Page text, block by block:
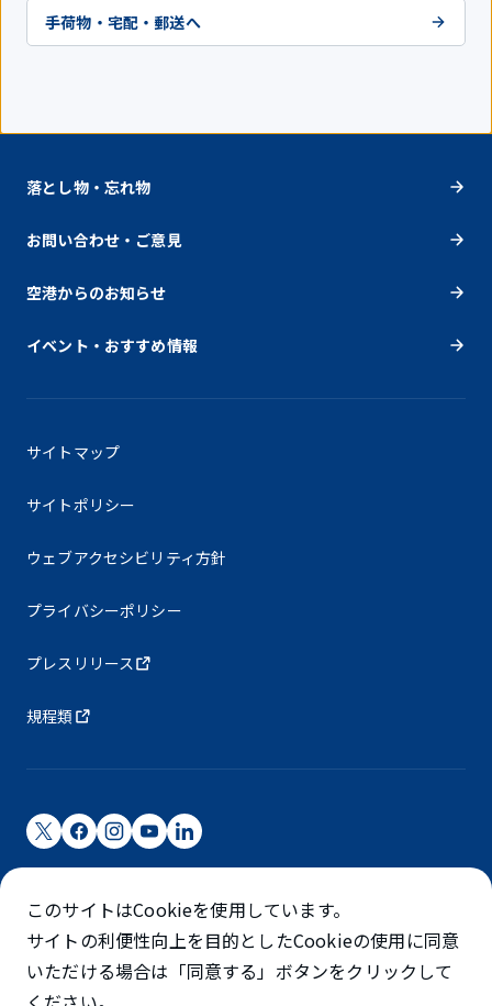
手荷物・宅配・郵送へ
落とし物・忘れ物
お問い合わせ・ご意見
空港からのお知らせ
イベント・おすすめ情報
サイトマップ
サイトポリシー
ウェブアクセシビリティ方針
プライバシーポリシー
プレスリリース
規程類
成田国際空港株式会社
成田国際空港は成田国際空港㈱（NAA）が運営しています
©NARITA INTERNATIONAL AIRPORT CORPORATION
このサイトはCookieを使用しています。
サイトの利便性向上を目的としたCookieの使用に同意
いただける場合は「同意する」ボタンをクリックして